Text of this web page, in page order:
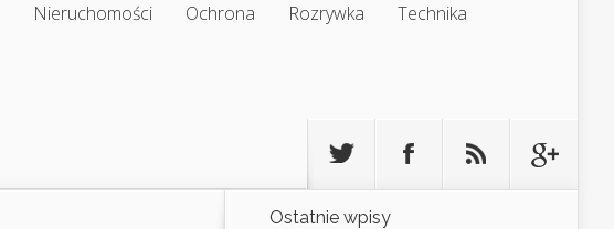
Nieruchomości Ochrona Rozrywka Technika
Ostatnie wpisy